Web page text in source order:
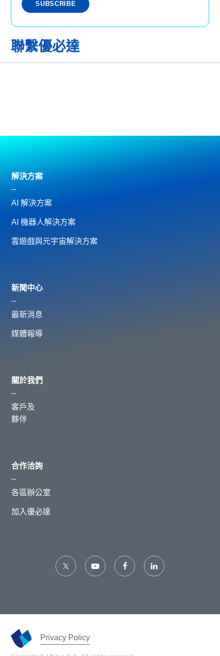
聯繫優必達
解決方案
AI 解決方案
AI 機器人解決方案
雲遊戲與元宇宙解決方案
新聞中心
最新消息
媒體報導
關於我們
客戶及
夥伴
合作洽詢
各區辦公室
加入優必達
Privacy Policy